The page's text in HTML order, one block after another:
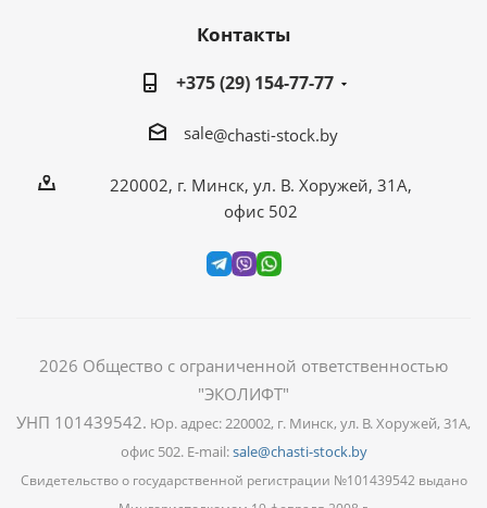
Контакты
+375 (29) 154-77-77
sale@chasti-stock.by
220002, г. Минск, ул. В. Хоружей, 31А,
офис 502
2026 Общество с ограниченной ответственностью
"ЭКОЛИФТ"
УНП 101439542. Юр. адрес: 220002, г. Минск, ул. В. Хоружей, 31А,
офис 502. E-mail:sale@chasti-stock.by
Свидетельство о государственной регистрации №101439542 выдано